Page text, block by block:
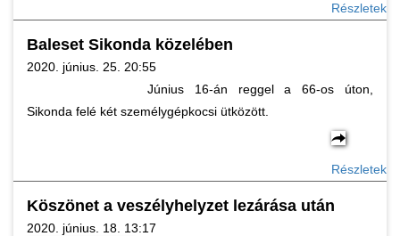
Részletek
Baleset Sikonda közelében
2020. június. 25. 20:55
Június 16-án reggel a 66-os úton,
Sikonda felé két személygépkocsi ütközött.
Részletek
Köszönet a veszélyhelyzet lezárása után
2020. június. 18. 13:17